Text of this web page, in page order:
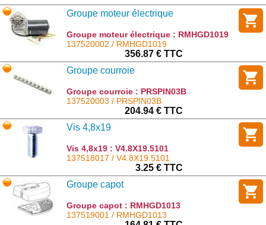
Groupe moteur électrique
Groupe moteur électrique : RMHGD1019
137520002 / RMHGD1019
356.87 € TTC
Groupe courroie
Groupe courroie : PRSPIN03B
137520003 / PRSPIN03B
204.94 € TTC
Vis 4,8x19
Vis 4,8x19 : V4.8X19.5101
137518017 / V4.8X19.5101
3.25 € TTC
Groupe capot
Groupe capot : RMHGD1013
137519001 / RMHGD1013